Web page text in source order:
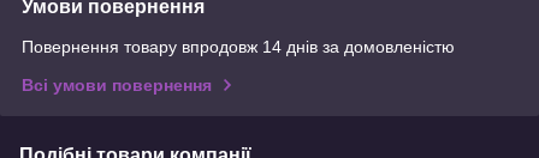
Умови повернення
Повернення товару впродовж 14 днів за домовленістю
Всі умови повернення